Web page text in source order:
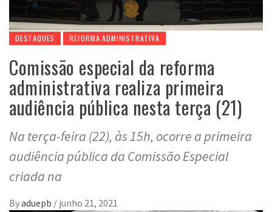
DESTAQUES REFORMA ADMINISTRATIVA
Comissão especial da reforma
administrativa realiza primeira
audiência pública nesta terça (21)
Na terça-feira (22), às 15h, ocorre a primeira
audiência pública da Comissão Especial
criada na
Byaduepb / junho 21, 2021